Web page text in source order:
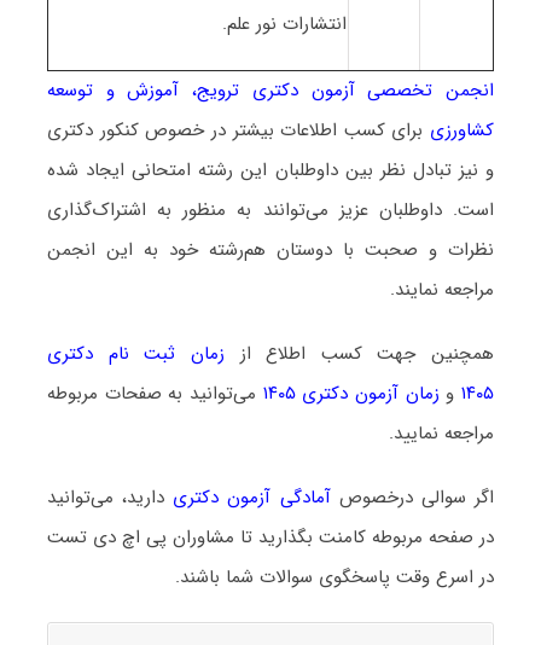
انتشارات نور علم.
انجمن تخصصی آزمون دکتری ترویج، آموزش و توسعه
کشاورزی برای کسب اطلاعات بیشتر در خصوص کنکور دکتری
و نیز تبادل نظر بین داوطلبان این رشته امتحانی ایجاد شده
است. داوطلبان عزیز می‌توانند به منظور به اشتراک‌گذاری
نظرات و صحبت با دوستان هم‌رشته خود به این انجمن
مراجعه نمایند.
همچنین جهت کسب اطلاع از زمان ثبت نام دکتری
۱۴۰۵ و زمان آزمون دکتری ۱۴۰۵
می‌توانید به صفحات مربوطه
مراجعه نمایید.
اگر سوالی درخصوصآمادگی آزمون دکتری دارید، می‌توانید
در صفحه مربوطه کامنت بگذارید تا مشاوران پی اچ دی تست
در اسرع وقت پاسخگوی سوالات شما باشند.